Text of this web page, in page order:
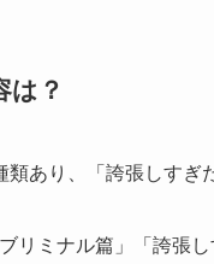
は？
類あり、「誇張しすぎ
ブリミナル篇」「誇張